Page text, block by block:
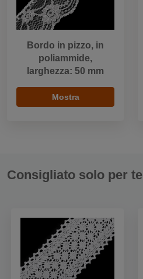
Bordo in pizzo, in
poliammide,
larghezza: 50 mm
Mostra
Consigliato solo per te